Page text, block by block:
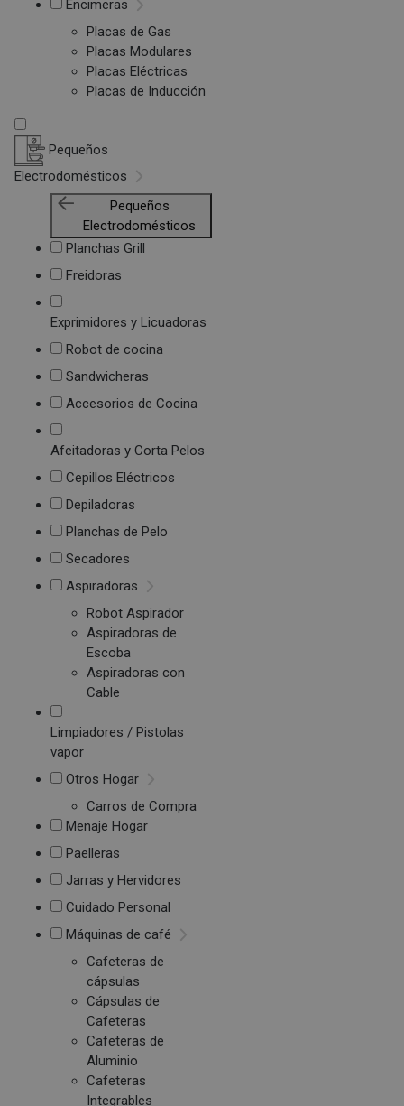
Encimeras
Placas de Gas
Placas Modulares
Placas Eléctricas
Placas de Inducción
Pequeños
Electrodomésticos
Pequeños
Electrodomésticos
Planchas Grill
Freidoras
Exprimidores y Licuadoras
Robot de cocina
Sandwicheras
Accesorios de Cocina
Afeitadoras y Corta Pelos
Cepillos Eléctricos
Depiladoras
Planchas de Pelo
Secadores
Aspiradoras
Robot Aspirador
Aspiradoras de
Escoba
Aspiradoras con
Cable
Limpiadores / Pistolas
vapor
Otros Hogar
Carros de Compra
Menaje Hogar
Paelleras
Jarras y Hervidores
Cuidado Personal
Máquinas de café
Cafeteras de
cápsulas
Cápsulas de
Cafeteras
Cafeteras de
Aluminio
Cafeteras
Integrables